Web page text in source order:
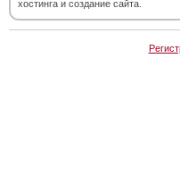
хостинга и создание сайта.